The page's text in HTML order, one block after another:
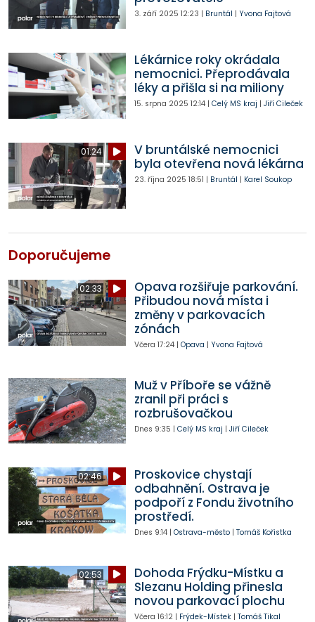
3. září 2025 12:23 | Bruntál | Yvona Fajtová
Lékárnice roky okrádala
nemocnici. Přeprodávala
léky a přišla si na miliony
15. srpna 2025 12:14| Celý MS kraj | Jiří Cileček
01:24
V bruntálské nemocnici
byla otevřena nová lékárna
23. října 2025 18:51 | Bruntál | Karel Soukop
Doporučujeme
02:33
Opava rozšiřuje parkování.
Přibudou nová místa i
změny v parkovacích
zónách
Včera 17:24| Opava | Yvona Fajtová
Muž v Příboře se vážně
zranil při práci s
rozbrušovačkou
Dnes 9:35 | Celý MS kraj | Jiří Cileček
02:46
Proskovice chystají
odbahnění. Ostrava je
podpoří z Fondu životního
prostředí.
Dnes 9:14| Ostrava-město| Tomáš Kořistka
02:53
Dohoda Frýdku-Místku a
Slezanu Holding přinesla
novou parkovací plochu
Včera 16:12| Frýdek-Místek| Tomáš Tikal